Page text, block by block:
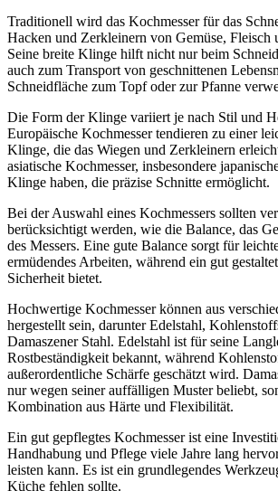
Traditionell wird das Kochmesser für das
Hacken und Zerkleinern von Gemüse, Fleisch
Seine breite Klinge hilft nicht nur beim
auch zum Transport von geschnittenen
Schneidfläche zum Topf oder zur Pfanne
Die Form der Klinge variiert je nach Stil und
Europäische Kochmesser tendieren zu einer
Klinge, die das Wiegen und Zerkleinern
asiatische Kochmesser, insbesondere
Klinge haben, die präzise Schnitte ermöglicht.
Bei der Auswahl eines Kochmessers sollten
berücksichtigt werden, wie die Balance, das
des Messers. Eine gute Balance sorgt für
ermüdendes Arbeiten, während ein gut
Sicherheit bietet.
Hochwertige Kochmesser können aus
hergestellt sein, darunter Edelstahl,
Damaszener Stahl. Edelstahl ist für seine
Rostbeständigkeit bekannt, während
außerordentliche Schärfe geschätzt wird.
nur wegen seiner auffälligen Muster beliebt,
Kombination aus Härte und Flexibilität.
Ein gut gepflegtes Kochmesser ist eine
Handhabung und Pflege viele Jahre lang
leisten kann. Es ist ein grundlegendes
Küche fehlen sollte.